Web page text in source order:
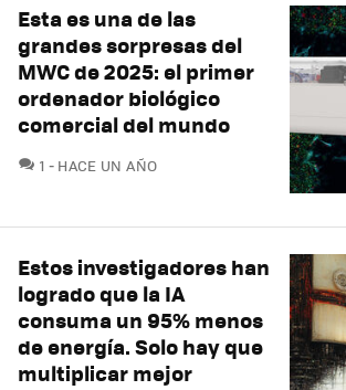
Esta es una de las
grandes sorpresas del
MWC de 2025: el primer
ordenador biológico
comercial del mundo
1 COMENTARIOS
HACE UN AÑO
Estos investigadores han
logrado que la IA
consuma un 95% menos
de energía. Solo hay que
multiplicar mejor